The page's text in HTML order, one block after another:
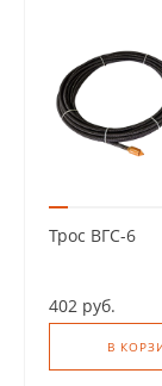
Трос ВГС-6
402 руб.
В